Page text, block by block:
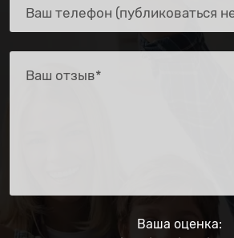
Ваша оценка: